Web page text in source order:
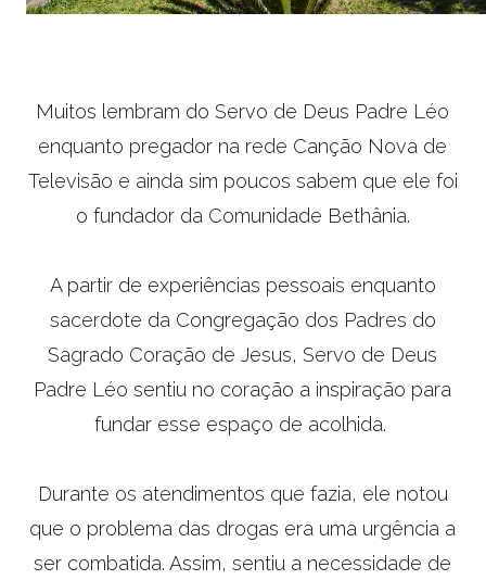
Muitos lembram do Servo de Deus Padre Léo
enquanto pregador na rede Canção Nova de
Televisão e ainda sim poucos sabem que ele foi
o fundador da Comunidade Bethânia.
A partir de experiências pessoais enquanto
sacerdote da Congregação dos Padres do
Sagrado Coração de Jesus, Servo de Deus
Padre Léo sentiu no coração a inspiração para
fundar esse espaço de acolhida.
Durante os atendimentos que fazia, ele notou
que o problema das drogas era uma urgência a
ser combatida. Assim, sentiu a necessidade de